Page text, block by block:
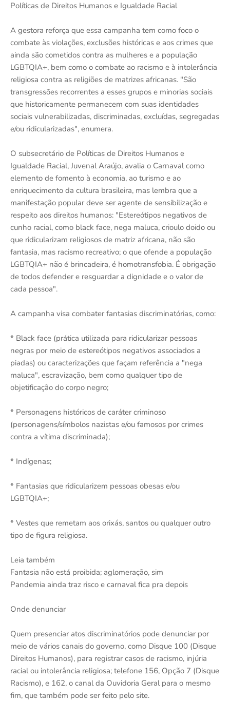
Políticas de Direitos Humanos e Igualdade Racial
A gestora reforça que essa campanha tem como foco o
combate às violações, exclusões históricas e aos crimes que
ainda são cometidos contra as mulheres e a população
LGBTQIA+, bem como o combate ao racismo e à intolerância
religiosa contra as religiões de matrizes africanas. "São
transgressões recorrentes a esses grupos e minorias sociais
que historicamente permanecem com suas identidades
sociais vulnerabilizadas, discriminadas, excluídas, segregadas
e/ou ridicularizadas", enumera.
O subsecretário de Políticas de Direitos Humanos e
Igualdade Racial, Juvenal Araújo, avalia o Carnaval como
elemento de fomento à economia, ao turismo e ao
enriquecimento da cultura brasileira, mas lembra que a
manifestação popular deve ser agente de sensibilização e
respeito aos direitos humanos: "Estereótipos negativos de
cunho racial, como black face, nega maluca, crioulo doido ou
que ridicularizam religiosos de matriz africana, não são
fantasia, mas racismo recreativo; o que ofende a população
LGBTQIA+ não é brincadeira, é homotransfobia. É obrigação
de todos defender e resguardar a dignidade e o valor de
cada pessoa".
A campanha visa combater fantasias discriminatórias, como:
* Black face (prática utilizada para ridicularizar pessoas
negras por meio de estereótipos negativos associados a
piadas) ou caracterizações que façam referência a "nega
maluca", escravização, bem como qualquer tipo de
objetificação do corpo negro;
* Personagens históricos de caráter criminoso
(personagens/símbolos nazistas e/ou famosos por crimes
contra a vítima discriminada);
* Indígenas;
* Fantasias que ridicularizem pessoas obesas e/ou
LGBTQIA+;
* Vestes que remetam aos orixás, santos ou qualquer outro
tipo de figura religiosa.
Leia também
Fantasia não está proibida; aglomeração, sim
Pandemia ainda traz risco e carnaval fica pra depois
Onde denunciar
Quem presenciar atos discriminatórios pode denunciar por
meio de vários canais do governo, como Disque 100 (Disque
Direitos Humanos), para registrar casos de racismo, injúria
racial ou intolerância religiosa; telefone 156, Opção 7 (Disque
Racismo), e 162, o canal da Ouvidoria Geral para o mesmo
fim, que também pode ser feito pelo site.